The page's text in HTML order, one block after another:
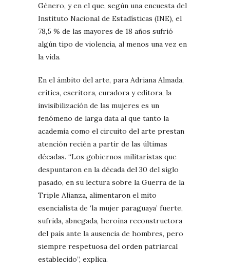
Género, y en el que, según una encuesta del
Instituto Nacional de Estadísticas (INE), el
78,5 % de las mayores de 18 años sufrió
algún tipo de violencia, al menos una vez en
la vida.
En el ámbito del arte, para Adriana Almada,
crítica, escritora, curadora y editora, la
invisibilización de las mujeres es un
fenómeno de larga data al que tanto la
academia como el circuito del arte prestan
atención recién a partir de las últimas
décadas. “Los gobiernos militaristas que
despuntaron en la década del 30 del siglo
pasado, en su lectura sobre la Guerra de la
Triple Alianza, alimentaron el mito
esencialista de ‘la mujer paraguaya’ fuerte,
sufrida, abnegada, heroína reconstructora
del país ante la ausencia de hombres, pero
siempre respetuosa del orden patriarcal
establecido”, explica.